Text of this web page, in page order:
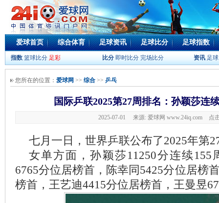
爱球首页 综合体育 足球资讯 足球比分 足球指数
指数 篮球比分 足彩 比分 即时比分 完场比分 资讯 足球
您所在的位置： 爱球网 >> 综合 >> 乒乓
国际乒联2025第27周排名：孙颖莎连
2025-07-01 来源: 爱球网 www.24iq.com 点
七月一日，世界乒联公布了2025年第
女单方面，孙颖莎11250分连续155
6765分位居榜首，陈幸同5425分位居榜
榜首，王艺迪4415分位居榜首，王曼昱